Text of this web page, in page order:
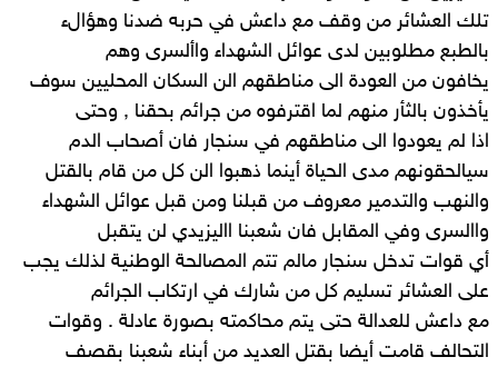
تلك العشائر من وقف مع داعش في حربه ضدنا وهؤالء
بالطبع مطلوبين لدى عوائل الشهداء واألسرى وهم
يخافون من العودة الى مناطقهم الن السكان المحليين سوف
يأخذون بالثأر منهم لما اقترفوه من جرائم بحقنا , وحتى
اذا لم يعودوا الى مناطقهم في سنجار فان أصحاب الدم
سيالحقونهم مدى الحياة أينما ذهبوا الن كل من قام بالقتل
والنهب والتدمير معروف من قبلنا ومن قبل عوائل الشهداء
واالسرى وفي المقابل فان شعبنا االيزيدي لن يتقبل
أي قوات تدخل سنجار مالم تتم المصالحة الوطنية لذلك يجب
على العشائر تسليم كل من شارك في ارتكاب الجرائم
مع داعش للعدالة حتى يتم محاكمته بصورة عادلة . وقوات
التحالف قامت أيضا بقتل العديد من أبناء شعبنا بقصف